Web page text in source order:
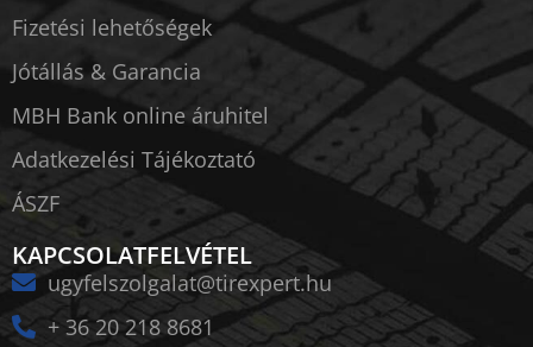
Fizetési lehetőségek
Jótállás & Garancia
MBH Bank online áruhitel
Adatkezelési Tájékoztató
ÁSZF
KAPCSOLATFELVÉTEL
ugyfelszolgalat@tirexpert.hu
+ 36 20 218 8681